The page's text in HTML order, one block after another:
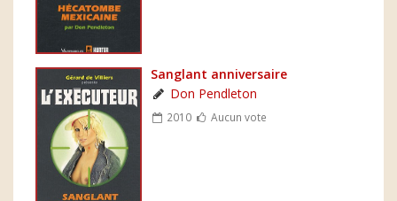
Sanglant anniversaire
Don Pendleton
2010 Aucun vote